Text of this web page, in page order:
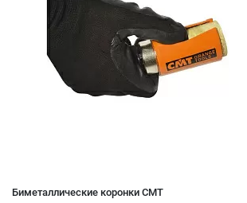
Биметаллические коронки CMT